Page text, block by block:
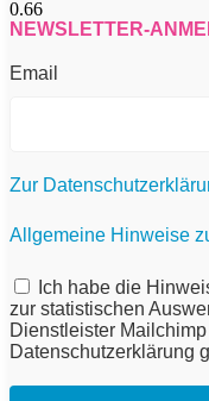
NEWSLETTER-
Email
Zur
Allgemeine Hinweise
Ich habe die
zur statistischen
Dienstleister
Datenschutzerklärung